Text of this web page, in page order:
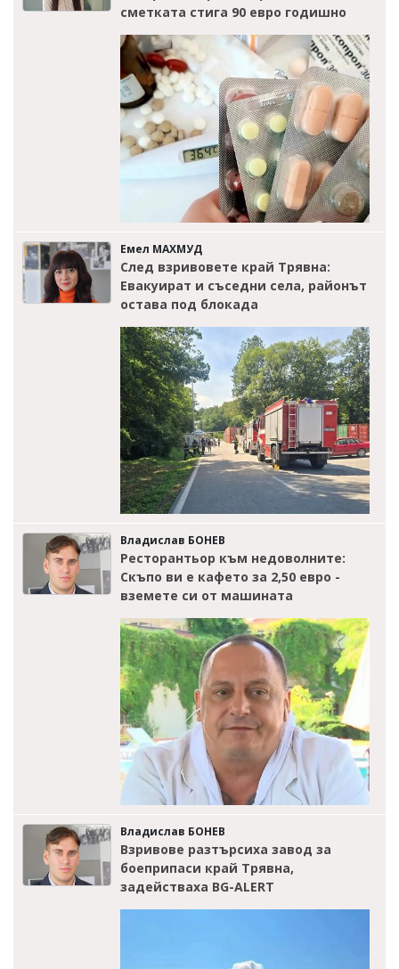
сметката стига 90 евро годишно
Емел МАХМУД
След взривовете край Трявна:
Евакуират и съседни села, районът
остава под блокада
Владислав БОНЕВ
Ресторантьор към недоволните:
Скъпо ви е кафето за 2,50 евро -
вземете си от машината
Владислав БОНЕВ
Взривове разтърсиха завод за
боеприпаси край Трявна,
задействаха BG-ALERT